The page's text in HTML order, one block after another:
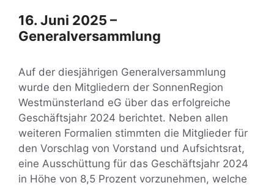
16. Juni 2025 –
Generalversammlung
Auf der diesjährigen Generalversammlung
wurde den Mitgliedern der SonnenRegion
Westmünsterland eG über das erfolgreiche
Geschäftsjahr 2024 berichtet. Neben allen
weiteren Formalien stimmten die Mitglieder für
den Vorschlag von Vorstand und Aufsichtsrat,
eine Ausschüttung für das Geschäftsjahr 2024
in Höhe von 8,5 Prozent vorzunehmen, welche